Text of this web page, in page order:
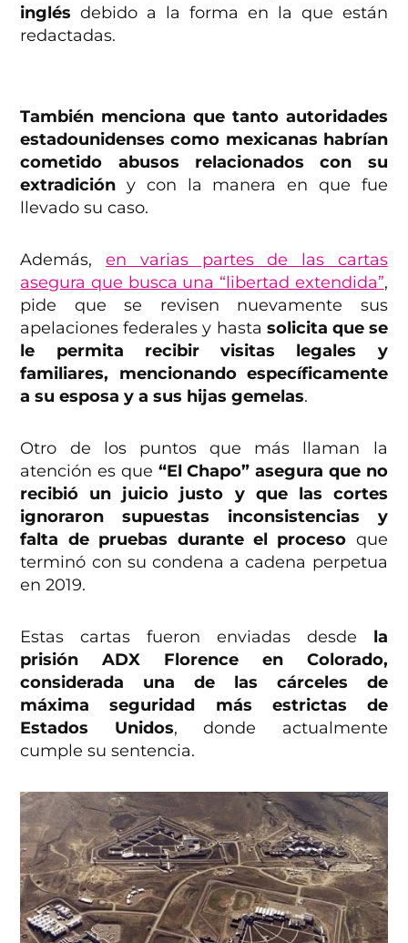
inglés debido a la forma en la que están
redactadas.
También menciona que tanto autoridades
estadounidenses como mexicanas habrían
cometido abusos relacionados con su
extradición y con la manera en que fue
llevado su caso.
Además,en varias partes de las cartas
asegura que busca una “libertad extendida”,
pide que se revisen nuevamente sus
apelaciones federales y hasta solicita que se
le permita recibir visitas legales y
familiares, mencionando específicamente
a su esposa y a sus hijas gemelas.
Otro de los puntos que más llaman la
atención es que “El Chapo” asegura que no
recibió un juicio justo y que las cortes
ignoraron supuestas inconsistencias y
falta de pruebas durante el proceso que
terminó con su condena a cadena perpetua
en 2019.
Estas cartas fueron enviadas desde la
prisión ADX Florence en Colorado,
considerada una de las cárceles de
máxima seguridad más estrictas de
Estados Unidos, donde actualmente
cumple su sentencia.